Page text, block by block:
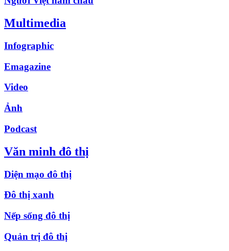
Multimedia
Infographic
Emagazine
Video
Ảnh
Podcast
Văn minh đô thị
Diện mạo đô thị
Đô thị xanh
Nếp sống đô thị
Quản trị đô thị